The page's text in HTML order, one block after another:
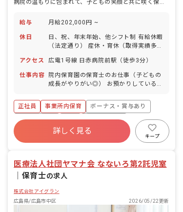
給与 月給202,000円 ~
休日
日、祝、年末年始、他シフト制 有給休暇
（法定通り） 産休・育休（取得実績多
日
アクセス 広電1号線 日赤病院前駅（徒歩3分）
仕事内容
院内保育園の保育士のお仕事（子どもの
成長がやりがい◎） お預かりしている子
食事・睡眠・排泄・清潔・衣類の着脱等
・集団生活を通じた社会性の装着 ・行事
の計画・実行、お知らせの作成
正社員 事業所内保育
ボーナス・賞与あり
社会保険完備
有給
福利厚生充実
昇給昇進あり
産休育休制度
詳しく見る
キープ
医療法人社団ヤマナ会 なないろ第2託児室
保育士の求人
株式会社アイグラン
広島県/広島市中区
2026/05/22更新